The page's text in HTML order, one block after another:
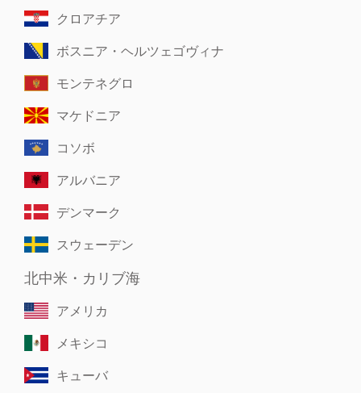
クロアチア
ボスニア・ヘルツェゴヴィナ
モンテネグロ
マケドニア
コソボ
アルバニア
デンマーク
スウェーデン
北中米・カリブ海
アメリカ
メキシコ
キューバ